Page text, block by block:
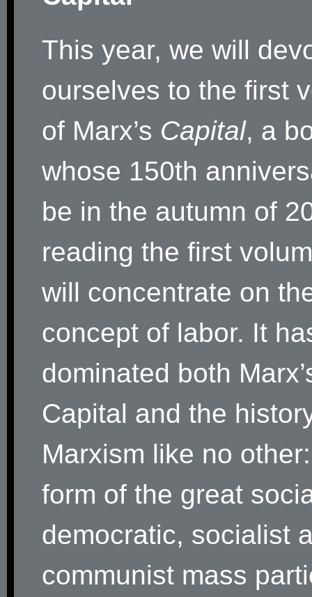
This year, we will
ourselves to the first
of Marx’s Capital, a
whose 150th
be in the autumn of
reading the first
will concentrate on
concept of labor. It
dominated both
Capital and the
Marxism like no
form of the great
democratic, socialist
communist mass